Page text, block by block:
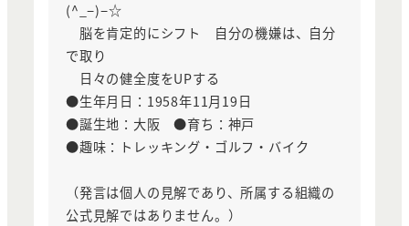
(^_−)−☆
脳を肯定的にシフト 自分の機嫌は、自分
で取り
日々の健全度をUPする
●生年月日：1958年11月19日
●誕生地：大阪 ●育ち：神戸
●趣味：トレッキング・ゴルフ・バイク
（発言は個人の見解であり、所属する組織の
公式見解ではありません。）